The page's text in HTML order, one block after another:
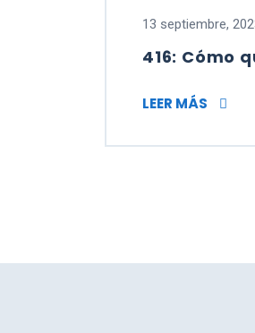
13 septiembre,
416: Cómo
LEER MÁS 416: